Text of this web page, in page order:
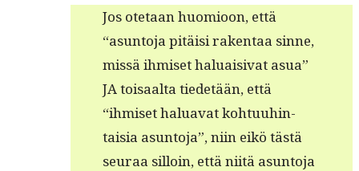
Jos ote­taan huomioon, että
“asun­to­ja pitäisi rak­en­taa sinne,
mis­sä ihmiset halu­aisi­vat asua”
JA toisaal­ta tiede­tään, että
“ihmiset halu­a­vat kohtu­uhin­
taisia asun­to­ja”, niin eikö tästä
seu­raa sil­loin, että niitä asun­to­ja